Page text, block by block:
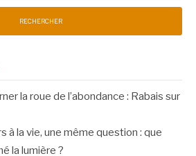
la roue de l’abondance : Rabais sur
à la vie, une même question : que
la lumière ?